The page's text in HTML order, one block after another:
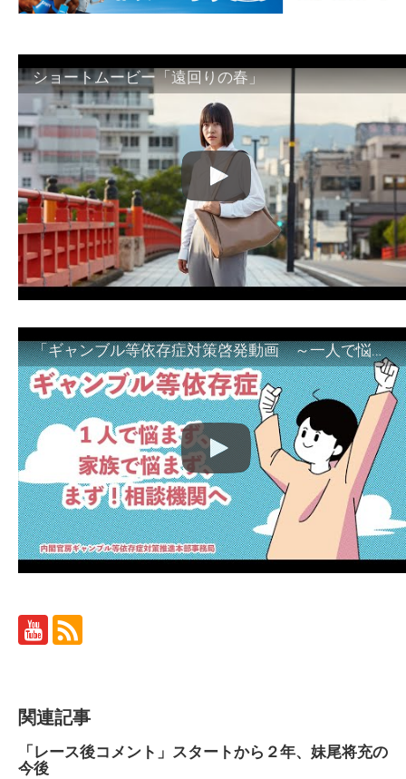
ショートムービー「遠回りの春」
「ギャンブル等依存症対策啓発動画 ～一人で悩まず、家族で悩まず、まず！相談機関へ～」
関連記事
「レース後コメント」スタートから２年、妹尾将充の
今後